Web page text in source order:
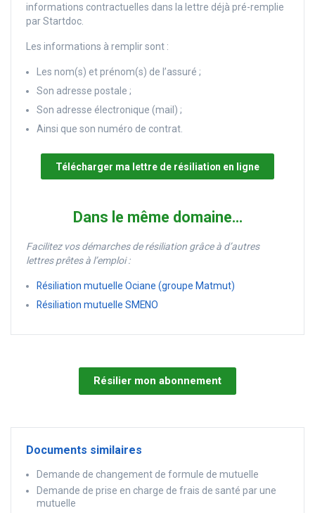
informations contractuelles dans la lettre déjà pré-remplie
par Startdoc.
Les informations à remplir sont :
Les nom(s) et prénom(s) de l’assuré ;
Son adresse postale ;
Son adresse électronique (mail) ;
Ainsi que son numéro de contrat.
Télécharger ma lettre de résiliation en ligne
Dans le même domaine…
Facilitez vos démarches de résiliation grâce à d’autres
lettres prêtes à l’emploi :
Résiliation mutuelle Ociane (groupe Matmut)
Résiliation mutuelle SMENO
Résilier mon abonnement
Documents similaires
Demande de changement de formule de mutuelle
Demande de prise en charge de frais de santé par une
mutuelle